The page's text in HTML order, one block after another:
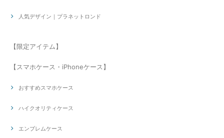
人気デザイン｜プラネットロンド
【限定アイテム】
【スマホケース・iPhoneケース】
おすすめスマホケース
ハイクオリティケース
エンブレムケース